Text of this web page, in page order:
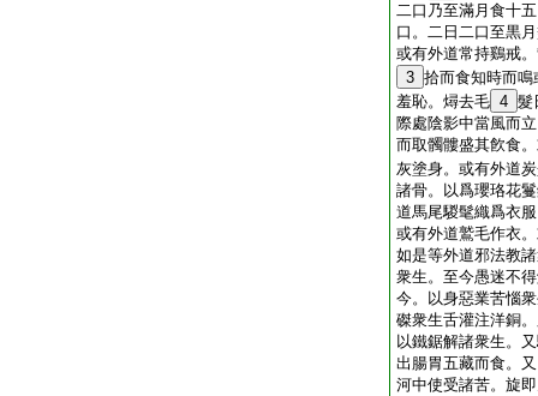
二口乃至滿月食十
口。二日二口至黒
或有外道常持鷄戒
3 拾而食知時而
羞恥。燖去毛 4 髮
際處陰影中當風而
而取髑髏盛其飮食
灰塗身。或有外道
諸骨。以爲瓔珞花
道馬尾騣髦織爲衣
或有外道鷲毛作衣
如是等外道邪法教
衆生。至今愚迷不
今。以身惡業苦惱
磔衆生舌灌注洋銅
以鐵鋸解諸衆生。
出腸胃五藏而食。
河中使受諸苦。旋